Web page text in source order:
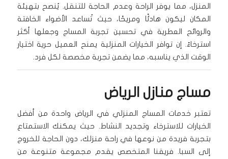
المنزل، مما يوفر الراحة وعدم الحاجة للتنقل. يُنصح بتهيئة
المكان ليكون هادئًا ومريحًا، حيث تُساعد الأضواء الخافتة
والروائح العطرية في تحسين تجربة المساج وجعلها أكثر
استرخاءً. إن توافر الخيارات المنزلية يمنح العميل حرية اختيار
الوقت الذي يناسبه، مما يضمن تجربة مخصصة لكل فرد.
مساج منازل الرياض
تعتبر خدمات المساج المنزلي في الرياض واحدة من أفضل
الخيارات للاسترخاء وتجديد النشاط. حيث يمكنك الاستمتاع
بتجربة فريدة من نوعها في راحة منزلك، دون الحاجة للخروج
إلى السبا. فريقنا المتخصص يقدم مجموعة متنوعة من